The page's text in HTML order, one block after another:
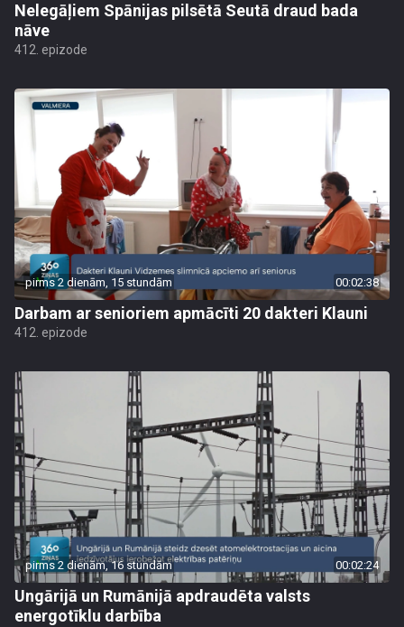
Nelegāļiem Spānijas pilsētā Seutā draud bada
nāve
412. epizode
pirms 2 dienām, 15 stundām 00:02:38
Darbam ar senioriem apmācīti 20 dakteri Klauni
412. epizode
pirms 2 dienām, 16 stundām 00:02:24
Ungārijā un Rumānijā apdraudēta valsts
energotīklu darbība